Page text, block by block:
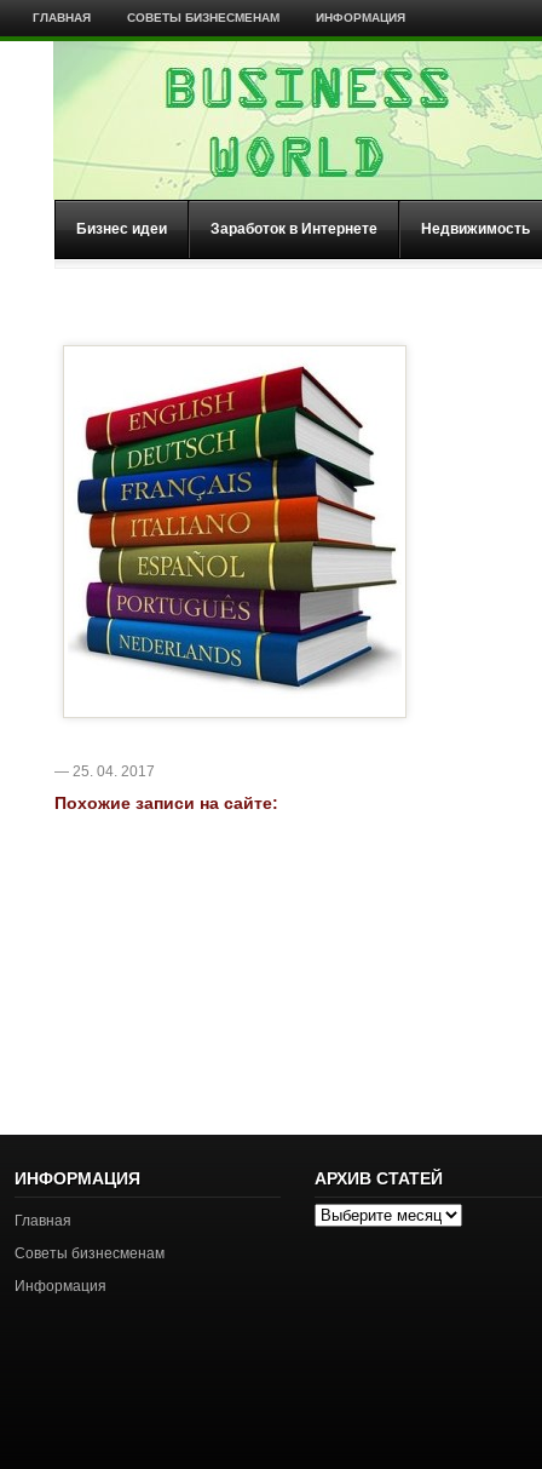
ГЛАВНАЯ СОВЕТЫ БИЗНЕСМЕНАМ ИНФОРМАЦИЯ
Бизнес идеи Заработок в Интернете Недвижимость
— 25. 04. 2017
Похожие записи на сайте:
ИНФОРМАЦИЯ
Главная
Советы бизнесменам
Информация
АРХИВ СТАТЕЙ
Архив